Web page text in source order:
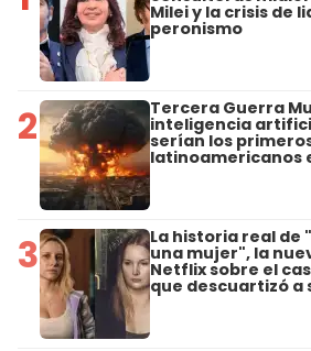
Milei y la crisis de
peronismo
2 Tercera Guerra
inteligencia
serían los
latinoamericanos
3 La historia real de
una mujer", la
Netflix sobre el
que descuartizó a